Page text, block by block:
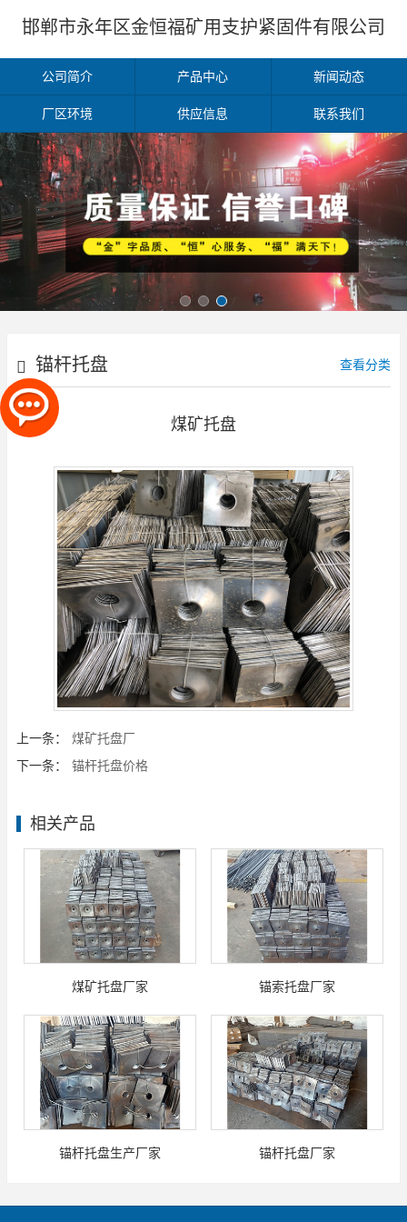
邯郸市永年区金恒福矿用支护紧固件有限公司
公司简介 产品中心 新闻动态
厂区环境 供应信息 联系我们
锚杆托盘 查看分类
煤矿托盘
上一条：
煤矿托盘厂
下一条：
锚杆托盘价格
相关产品
煤矿托盘厂家 锚索托盘厂家
锚杆托盘生产厂家 锚杆托盘厂家